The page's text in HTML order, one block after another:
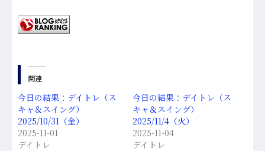
関連
今日の結果：デイトレ（ス
キャ＆スイング）
2025/10/31（金）
2025-11-01
デイトレ
今日の結果：デイトレ（ス
キャ＆スイング）
2025/11/4（火）
2025-11-04
デイトレ